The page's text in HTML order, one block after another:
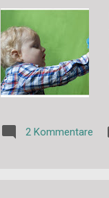
2 Kommentare